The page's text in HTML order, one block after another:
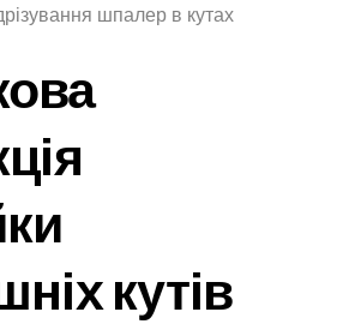
шпалер в кутах
кутів